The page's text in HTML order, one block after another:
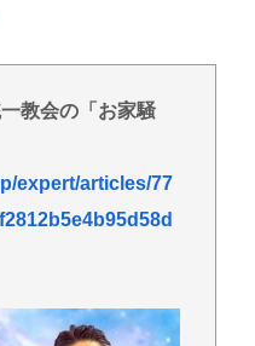
ガチで地獄www
たら孫が運転する車に
用男性、熱中症で死
ー飲料持参でも
教会の「お家騒
expert/articles/77